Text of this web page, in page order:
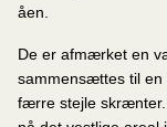
åen.
De er afmærket en
sammensættes til
færre stejle skrænter.